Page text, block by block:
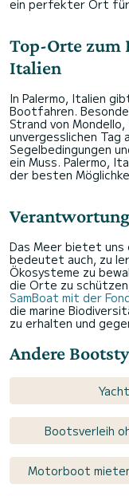
ein perfekter Ort für
Top-Orte zum
Italien
In Palermo, Italien
Bootfahren.
Strand von
unvergesslichen Tag
Segelbedingungen
ein Muss. Palermo,
der besten
Das Meer bietet uns
bedeutet auch, zu
Ökosysteme zu
die Orte zu
SamBoat mit der
die marine
zu erhalten und
Andere
Bootsverleih
Motorboot